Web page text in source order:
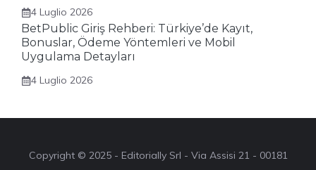
4 Luglio 2026
BetPublic Giriş Rehberi: Türkiye’de Kayıt,
Bonuslar, Ödeme Yöntemleri ve Mobil
Uygulama Detayları
4 Luglio 2026
Copyright © 2025 - Editorially Srl - Via Assisi 21 - 00181